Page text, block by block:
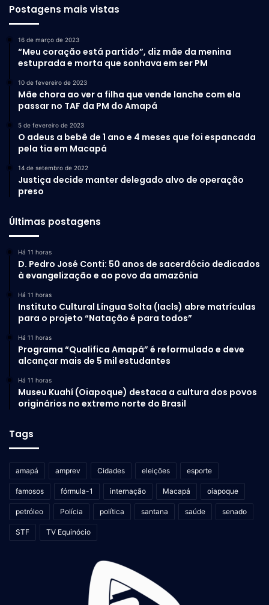
Postagens mais vistas
16 de março de 2023
“Meu coração está partido”, diz mãe da menina
estuprada e morta que sonhava em ser PM
10 de fevereiro de 2023
Mãe chora ao ver a filha que vende lanche com ela
passar no TAF da PM do Amapá
5 de fevereiro de 2023
O adeus a bebê de 1 ano e 4 meses que foi espancada
pela tia em Macapá
14 de setembro de 2022
Justiça decide manter delegado alvo de operação
preso
Últimas postagens
Há 11 horas
D. Pedro José Conti: 50 anos de sacerdócio dedicados
à evangelização e ao povo da amazônia
Há 11 horas
Instituto Cultural Língua Solta (Iacls) abre matrículas
para o projeto “Natação é para todos”
Há 11 horas
Programa “Qualifica Amapá” é reformulado e deve
alcançar mais de 5 mil estudantes
Há 11 horas
Museu Kuahí (Oiapoque) destaca a cultura dos povos
originários no extremo norte do Brasil
Tags
amapá amprev Cidades eleições esporte
famosos fórmula-1 internação Macapá oiapoque
petróleo Polícia política santana saúde senado
STF TV Equinócio